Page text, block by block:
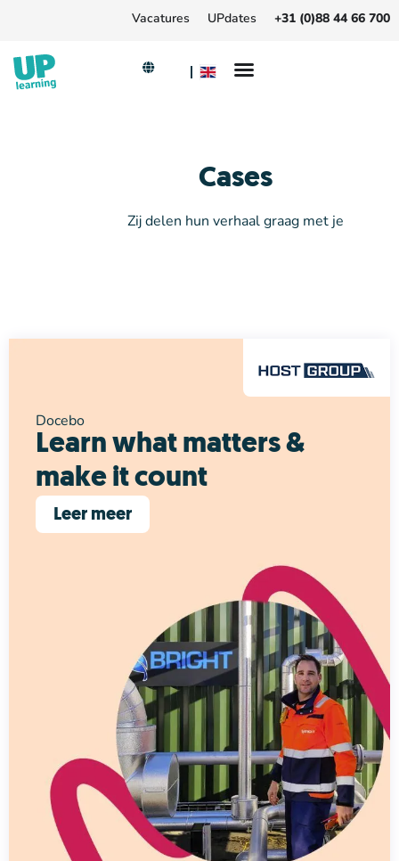
Vacatures UPdates +31 (0)88 44 66 700
Cases
Zij delen hun verhaal graag met je
Docebo
Learn what matters &
make it count
Leer meer